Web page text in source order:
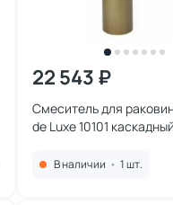
22 543 ₽
Смеситель для
de Luxe 10101 каскадный
В наличии • 1 шт.